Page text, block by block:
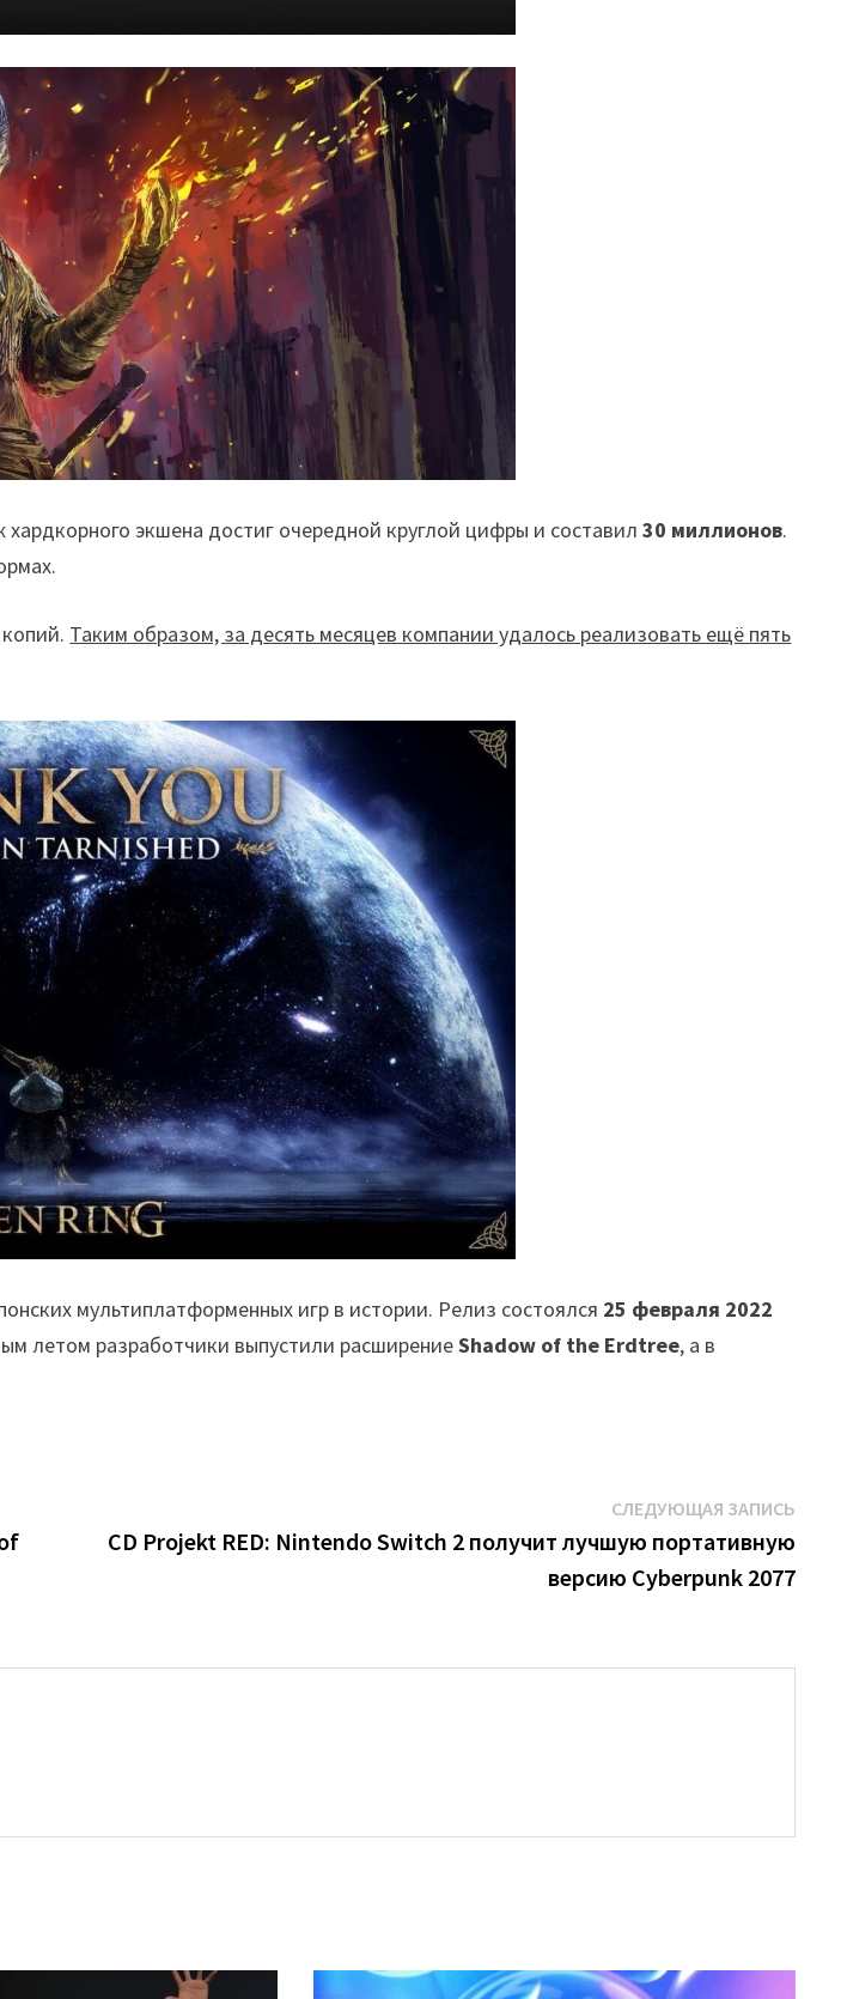
хардкорного экшена достиг очередной круглой цифры и составил30 миллионов.
Таким образом, за десять месяцев компании удалось реализовать ещё пять
мультиплатформенных игр в истории. Релиз состоялся 25 февраля 2022
летом разработчики выпустили расширениеShadow of the Erdtree, а в
СЛЕДУЮЩАЯ ЗАПИСЬ
CD Projekt RED: Nintendo Switch 2 получит лучшую портативную
версию Cyberpunk 2077